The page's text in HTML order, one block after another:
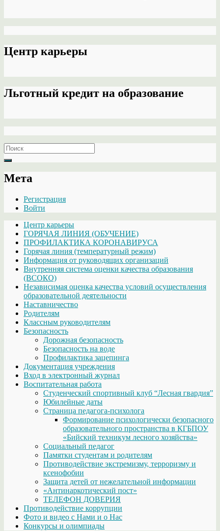
Центр карьеры
Льготный кредит на образование
Search
for:
Мета
Регистрация
Войти
Центр карьеры
ГОРЯЧАЯ ЛИНИЯ (ОБУЧЕНИЕ)
ПРОФИЛАКТИКА КОРОНАВИРУСА
Горячая линия (температурный режим)
Информация от руководящих организаций
Внутренняя система оценки качества образования
(ВСОКО)
Независимая оценка качества условий осуществления
образовательной деятельности
Наставничество
Родителям
Классным руководителям
Безопасность
Дорожная безопасность
Безопасность на воде
Профилактика зацепинга
Документация учреждения
Вход в электронный журнал
Воспитательная работа
Студенческий спортивный клуб “Лесная гвардия”
Юбилейные даты
Страница педагога-психолога
Формирование психологически безопасного
образовательного пространства в КГБПОУ
«Бийский техникум лесного хозяйства»
Социальный педагог
Памятки студентам и родителям
Противодействие экстремизму, терроризму и
ксенофобии
Защита детей от нежелательной информации
«Антинаркотический пост»
ТЕЛЕФОН ДОВЕРИЯ
Противодействие коррупции
Фото и видео с Нами и о Нас
Конкурсы и олимпиады